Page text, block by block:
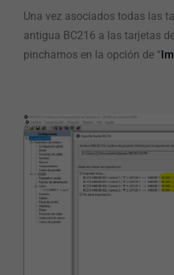
Una vez asociados todas las
antigua BC216 a las tarjetas
pinchamos en la opción de “